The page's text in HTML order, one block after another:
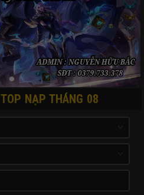
TOP NẠP THÁNG 08